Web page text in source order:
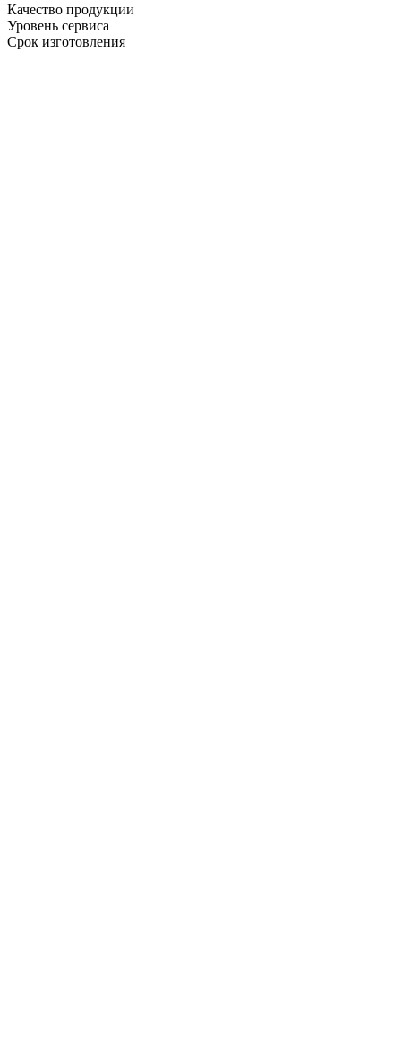
Качество продукции
Уровень сервиса
Срок изготовления